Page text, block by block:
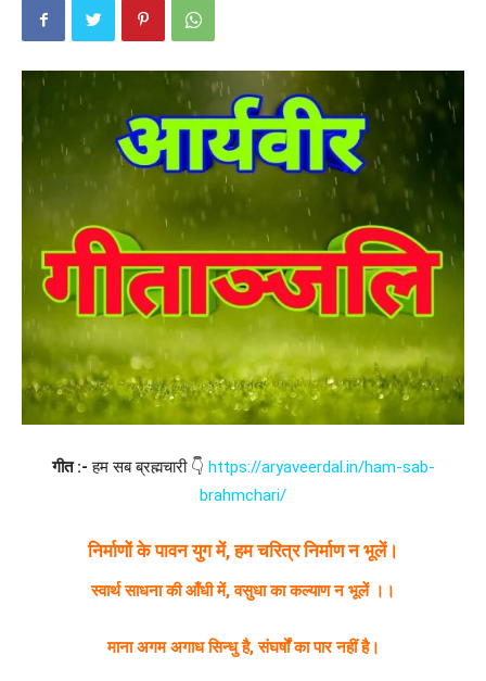
गीत :- हम सब ब्रह्मचारी 👇 https://aryaveerdal.in/ham-sab-
brahmchari/
निर्माणों के पावन युग में, हम चरित्र निर्माण न भूलें।
स्वार्थ साधना की आँधी में, वसुधा का कल्याण न भूलें ।।
माना अगम अगाध सिन्धु है, संघर्षों का पार नहीं है।